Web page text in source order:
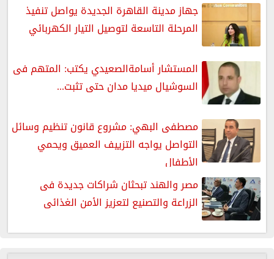
جهاز مدينة القاهرة الجديدة يواصل تنفيذ
المرحلة التاسعة لتوصيل التيار الكهربائي
المستشار أسامةالصعيدي يكتب: المتهم فى
السوشيال ميديا مدان حتى تثبت...
مصطفى البهي: مشروع قانون تنظيم وسائل
التواصل يواجه التزييف العميق ويحمي
الأطفال
مصر والهند تبحثان شراكات جديدة فى
الزراعة والتصنيع لتعزيز الأمن الغذائى